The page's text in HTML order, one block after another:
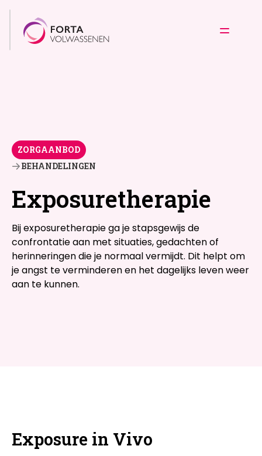
ZORGAANBOD
BEHANDELINGEN
Exposuretherapie
Bij exposuretherapie ga je stapsgewijs de
confrontatie aan met situaties, gedachten of
herinneringen die je normaal vermijdt. Dit helpt om
je angst te verminderen en het dagelijks leven weer
aan te kunnen.
Exposure in Vivo